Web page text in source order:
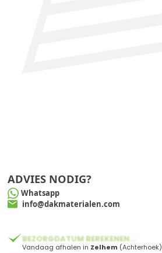
ADVIES NODIG?
Whatsapp
info@dakmaterialen.com
BEZORGDATUM BEREKENEN...
Vandaag afhalen in Zelhem (Achterhoek)